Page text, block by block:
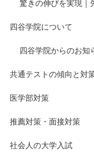
驚きの伸びを実現｜
四谷学院について
四谷学院からのお知
共通テストの傾向と対
医学部対策
推薦対策・面接対策
社会人の大学入試